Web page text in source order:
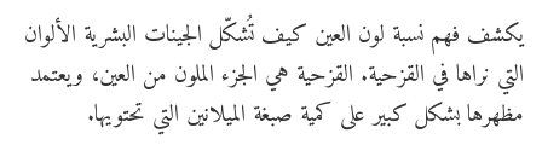
يكشف فهم نسبة لون العين كيف تُشكّل الجينات البشرية الألوان
التي نراها في القزحية. القزحية هي الجزء الملون من العين، ويعتمد
مظهرها بشكل كبير على كمية صبغة الميلانين التي تحتويها.